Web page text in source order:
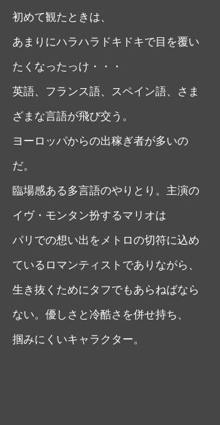
初めて観たときは、
あまりにハラハラドキドキで目を覆い
たくなったっけ・・・
英語、フランス語、スペイン語、さま
ざまな言語が飛び交う。
ヨーロッパからの出稼ぎ者が多いの
だ。
臨場感ある多言語のやりとり。主演の
イヴ・モンタン扮するマリオは
パリでの想い出をメトロの切符に込め
ているロマンティストでありながら、
生き抜くためにタフでもあらねばなら
ない。優しさと冷酷さを併せ持ち、
掴みにくいキャラクター。